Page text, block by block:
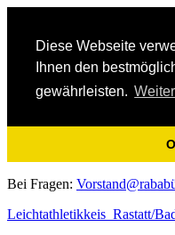
Diese Webseite
Ihnen den
gewährleisten.
Bei Fragen:
Leichtathletikkeis Rastatt/